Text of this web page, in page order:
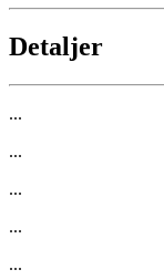
Detaljer
...
...
...
...
...